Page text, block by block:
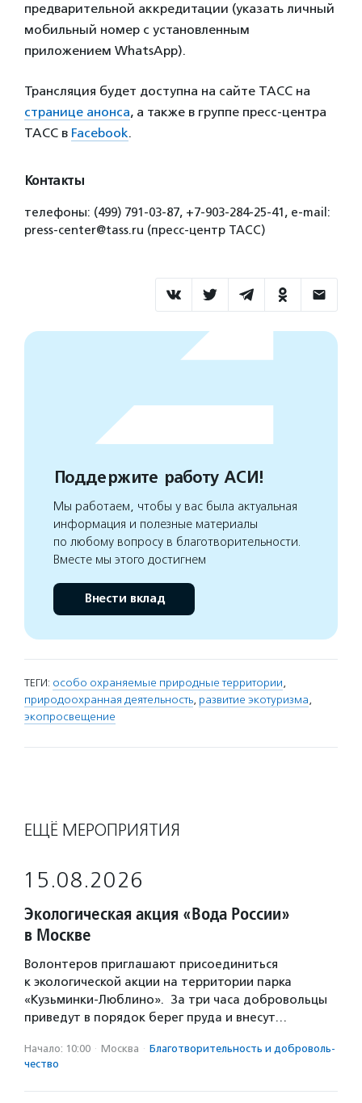
предварительной аккредитации (указать личный
мобильный номер с установленным
приложением WhatsApp).
Трансляция будет доступна на сайте ТАСС на
странице анонса, а также в группе пресс-центра
ТАСС в Facebook.
Контакты
телефоны: (499) 791-03-87, +7-903-284-25-41, e-mail:
press-center@tass.ru (пресс-центр ТАСС)
Поддержите работу АСИ!
Мы работаем, чтобы у вас была актуальная
информация и полезные материалы
по любому вопросу в благотворительности.
Вместе мы этого достигнем
Внести вклад
ТЕГИ: особо охраняемые природные территории,
природоохранная деятельность, развитие экотуризма,
экопросвещение
ЕЩЁ МЕРОПРИЯТИЯ
15.08.2026
Экологическая акция «Вода России»
в Москве
Волонтеров приглашают присоединиться
к экологической акции на территории парка
«Кузьминки-Люблино». За три часа добровольцы
приведут в порядок берег пруда и внесут…
Начало: 10:00 · Москва · Благотвори­тель­ность и доброволь­
чест­во